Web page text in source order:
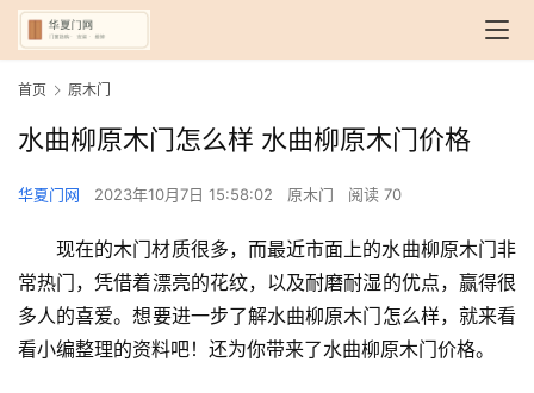
首页 原木门
水曲柳原木门怎么样 水曲柳原木门价格
华夏门网 2023年10月7日 15:58:02 原木门 阅读 70
现在的木门材质很多，而最近市面上的水曲柳原木门非
常热门，凭借着漂亮的花纹，以及耐磨耐湿的优点，赢得很
多人的喜爱。想要进一步了解水曲柳原木门怎么样，就来看
看小编整理的资料吧！还为你带来了水曲柳原木门价格。